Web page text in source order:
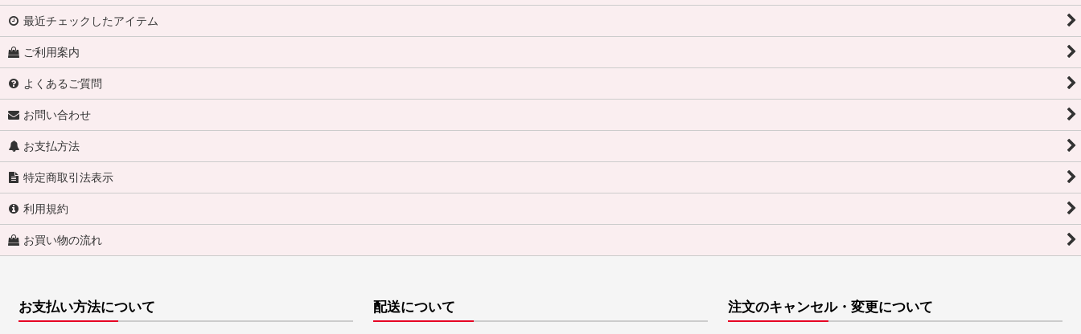
最近チェックしたアイテム
ご利用案内
よくあるご質問
お問い合わせ
お支払方法
特定商取引法表示
利用規約
お買い物の流れ
お支払い方法について 配送について 注文のキャンセル・変更について